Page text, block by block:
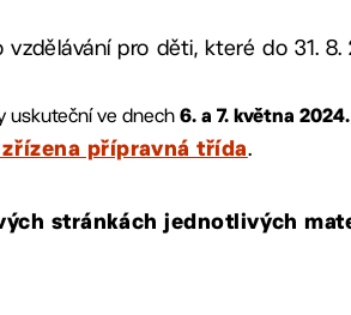
pro děti, které do 31.
uskuteční ve dnech6. a 7. května 2024.
přípravná třída.
stránkách jednotlivých